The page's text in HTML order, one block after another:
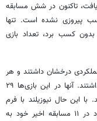
بار در جام جهانی ۱۹۸۲ حضور یافت، تاکنون در شش مسابقه
پیروزی نشده است. تنها
بدون کسب برد، تعداد بازی
درخشان داشتند و هر
پنج مسابقه انتخابی خود را با پیروزی پشت سر گذاشتند. آنها در این بازی‌ها ۲۹
با این حال نیوزیلند با فرم
چندان خوبی راهی جام جهانی نشده و تنها یک برد در ۱۱ مسابقه اخیر خود به